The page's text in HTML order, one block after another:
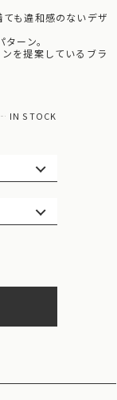
も違和感のないデザ
ーン。
を提案しているブラ
IN STOCK